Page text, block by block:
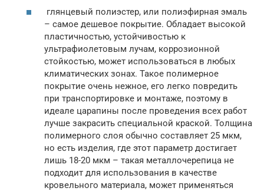
глянцевый полиэстер, или полиэфирная эмаль
– самое дешевое покрытие. Обладает высокой
пластичностью, устойчивостью к
ультрафиолетовым лучам, коррозионной
стойкостью, может использоваться в любых
климатических зонах. Такое полимерное
покрытие очень нежное, его легко повредить
при транспортировке и монтаже, поэтому в
идеале царапины после проведения всех работ
лучше закрасить специальной краской. Толщина
полимерного слоя обычно составляет 25 мкм,
но есть изделия, где этот параметр достигает
лишь 18-20 мкм – такая металлочерепица не
подходит для использования в качестве
кровельного материала, может применяться